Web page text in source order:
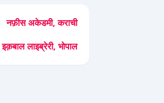
नफ़ीस अकेडमी, कराची
इक़बाल लाइब्रेरी, भोपाल